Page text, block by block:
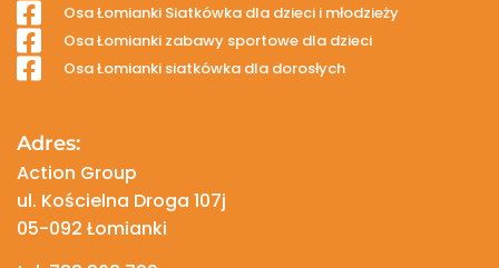
Osa Łomianki Siatkówka dla dzieci i młodzieży
Osa Łomianki zabawy sportowe dla dzieci
Osa Łomianki siatkówka dla dorosłych
Adres:
Action Group
ul. Kościelna Droga 107j
05-092 Łomianki